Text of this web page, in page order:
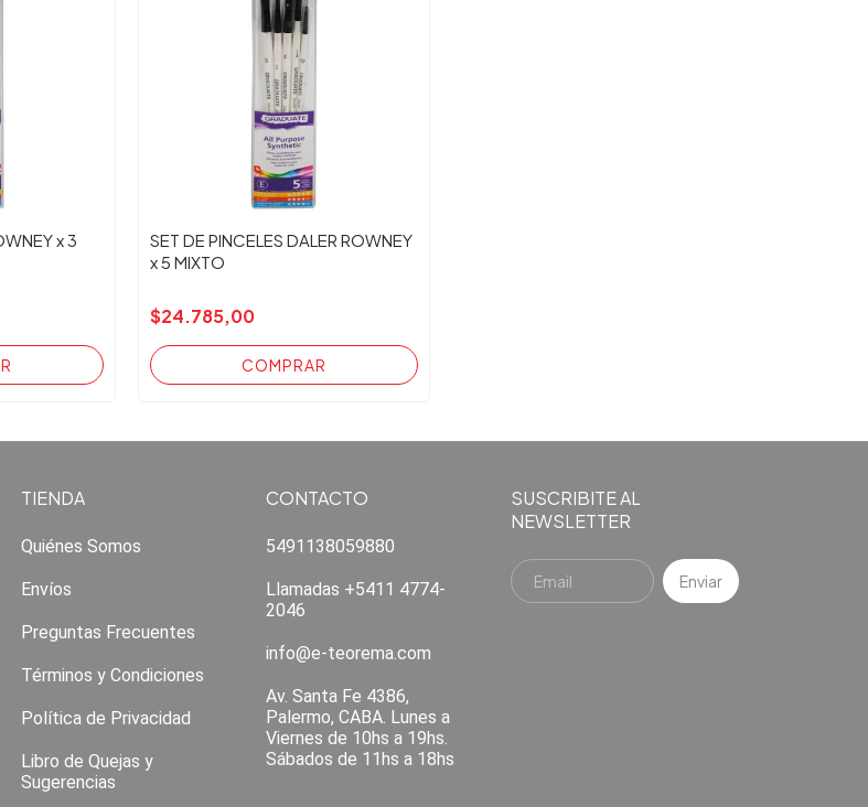
x 3
SET DE PINCELES DALER ROWNEY
x 5 MIXTO
$24.785,00
TIENDA
Quiénes Somos
Envíos
Preguntas Frecuentes
Términos y Condiciones
Política de Privacidad
Libro de Quejas y
Sugerencias
CONTACTO
5491138059880
Llamadas +5411 4774-
2046
info@e-teorema.com
Av. Santa Fe 4386,
Palermo, CABA. Lunes a
Viernes de 10hs a 19hs.
Sábados de 11hs a 18hs
SUSCRIBITE AL
NEWSLETTER